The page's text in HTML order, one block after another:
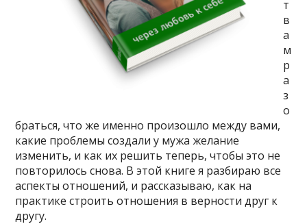
т
в
а
м
р
а
з
о
браться, что же именно произошло между вами,
какие проблемы создали у мужа желание
изменить, и как их решить теперь, чтобы это не
повторилось снова. В этой книге я разбираю все
аспекты отношений, и рассказываю, как на
практике строить отношения в верности друг к
другу.